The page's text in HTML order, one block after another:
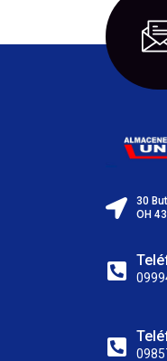
30
OH